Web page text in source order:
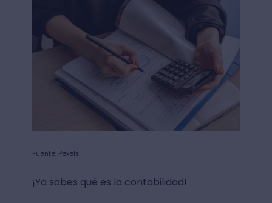
Fuente: Pexels
¡Ya sabes qué es la contabilidad!